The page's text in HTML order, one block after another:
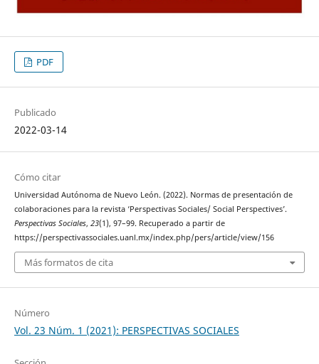
PDF
Publicado
2022-03-14
Cómo citar
Universidad Autónoma de Nuevo León. (2022). Normas de presentación de
colaboraciones para la revista ‘Perspectivas Sociales/ Social Perspectives’.
Perspectivas Sociales, 23(1), 97–99. Recuperado a partir de
https://perspectivassociales.uanl.mx/index.php/pers/article/view/156
Más formatos de cita
Número
Vol. 23 Núm. 1 (2021): PERSPECTIVAS SOCIALES